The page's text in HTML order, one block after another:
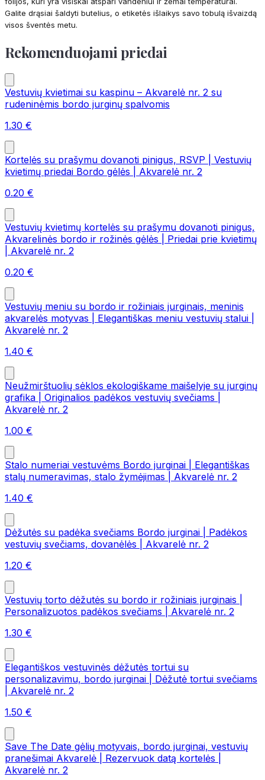
Galite drąsiai šaldyti butelius, o etiketės išlaikys savo tobulą išvaizdą
visos šventės metu.
Rekomenduojami priedai
Vestuvių kvietimai su kaspinu – Akvarelė nr. 2 su
rudeninėmis bordo jurginų spalvomis
1.30 €
Kortelės su prašymu dovanoti pinigus, RSVP | Vestuvių
kvietimų priedai Bordo gėlės | Akvarelė nr. 2
0.20 €
Vestuvių kvietimų kortelės su prašymu dovanoti pinigus,
Akvarelinės bordo ir rožinės gėlės | Priedai prie kvietimų
| Akvarelė nr. 2
0.20 €
Vestuvių meniu su bordo ir rožiniais jurginais, meninis
akvarelės motyvas | Elegantiškas meniu vestuvių stalui |
Akvarelė nr. 2
1.40 €
Neužmirštuolių sėklos ekologiškame maišelyje su jurginų
grafika | Originalios padėkos vestuvių svečiams |
Akvarelė nr. 2
1.00 €
Stalo numeriai vestuvėms Bordo jurginai | Elegantiškas
stalų numeravimas, stalo žymėjimas | Akvarelė nr. 2
1.40 €
Dėžutės su padėka svečiams Bordo jurginai | Padėkos
vestuvių svečiams, dovanėlės | Akvarelė nr. 2
1.20 €
Vestuvių torto dėžutės su bordo ir rožiniais jurginais |
Personalizuotos padėkos svečiams | Akvarelė nr. 2
1.30 €
Elegantiškos vestuvinės dėžutės tortui su
personalizavimu, bordo jurginai | Dėžutė tortui svečiams
| Akvarelė nr. 2
1.50 €
Save The Date gėlių motyvais, bordo jurginai, vestuvių
pranešimai Akvarelė | Rezervuok datą kortelės |
Akvarelė nr. 2